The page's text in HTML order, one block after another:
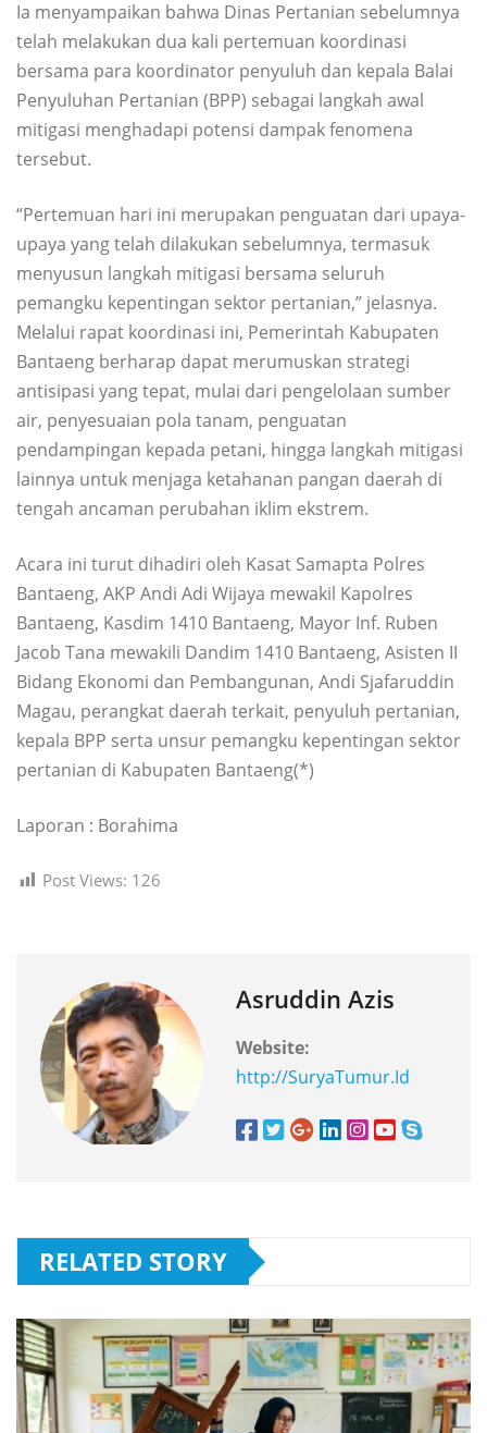
Ia menyampaikan bahwa Dinas Pertanian sebelumnya
telah melakukan dua kali pertemuan koordinasi
bersama para koordinator penyuluh dan kepala Balai
Penyuluhan Pertanian (BPP) sebagai langkah awal
mitigasi menghadapi potensi dampak fenomena
tersebut.
“Pertemuan hari ini merupakan penguatan dari upaya-
upaya yang telah dilakukan sebelumnya, termasuk
menyusun langkah mitigasi bersama seluruh
pemangku kepentingan sektor pertanian,” jelasnya.
Melalui rapat koordinasi ini, Pemerintah Kabupaten
Bantaeng berharap dapat merumuskan strategi
antisipasi yang tepat, mulai dari pengelolaan sumber
air, penyesuaian pola tanam, penguatan
pendampingan kepada petani, hingga langkah mitigasi
lainnya untuk menjaga ketahanan pangan daerah di
tengah ancaman perubahan iklim ekstrem.
Acara ini turut dihadiri oleh Kasat Samapta Polres
Bantaeng, AKP Andi Adi Wijaya mewakil Kapolres
Bantaeng, Kasdim 1410 Bantaeng, Mayor Inf. Ruben
Jacob Tana mewakili Dandim 1410 Bantaeng, Asisten II
Bidang Ekonomi dan Pembangunan, Andi Sjafaruddin
Magau, perangkat daerah terkait, penyuluh pertanian,
kepala BPP serta unsur pemangku kepentingan sektor
pertanian di Kabupaten Bantaeng(*)
Laporan : Borahima
Post Views: 126
Asruddin Azis
Website:
http://SuryaTumur.Id
RELATED STORY